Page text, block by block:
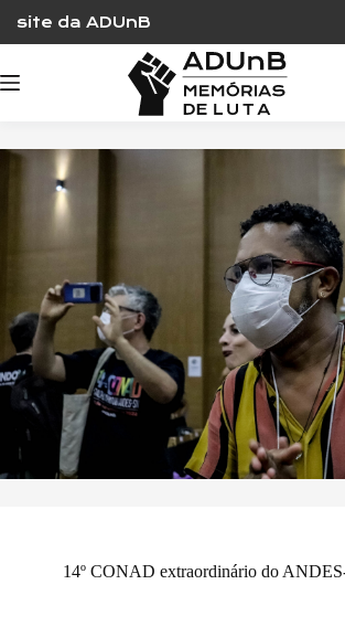
content
site da ADUnB
14º CONAD extraordinário do